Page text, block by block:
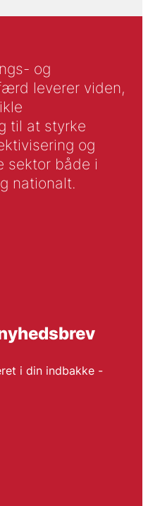
og
leverer viden,
til at styrke
og
sektor både i
nationalt.
i din indbakke -